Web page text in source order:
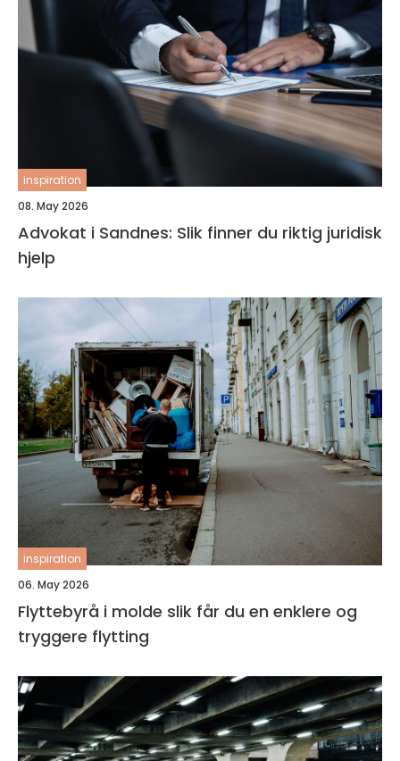
inspiration
08. May 2026
Advokat i Sandnes: Slik finner du riktig juridisk
hjelp
inspiration
06. May 2026
Flyttebyrå i molde slik får du en enklere og
tryggere flytting